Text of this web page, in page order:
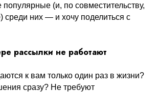
(и, по совместительству,
них — и хочу поделиться с
рассылки не работают
к вам только один раз в жизни?
сразу? Не требуют